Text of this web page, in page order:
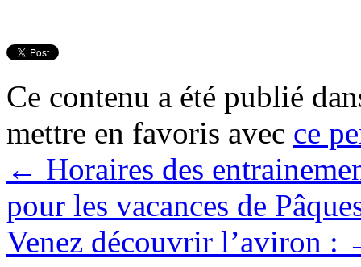
Ce contenu a été publié
mettre en favoris avec ce
← Horaires des
pour les vacances de
Venez découvrir l’aviron :